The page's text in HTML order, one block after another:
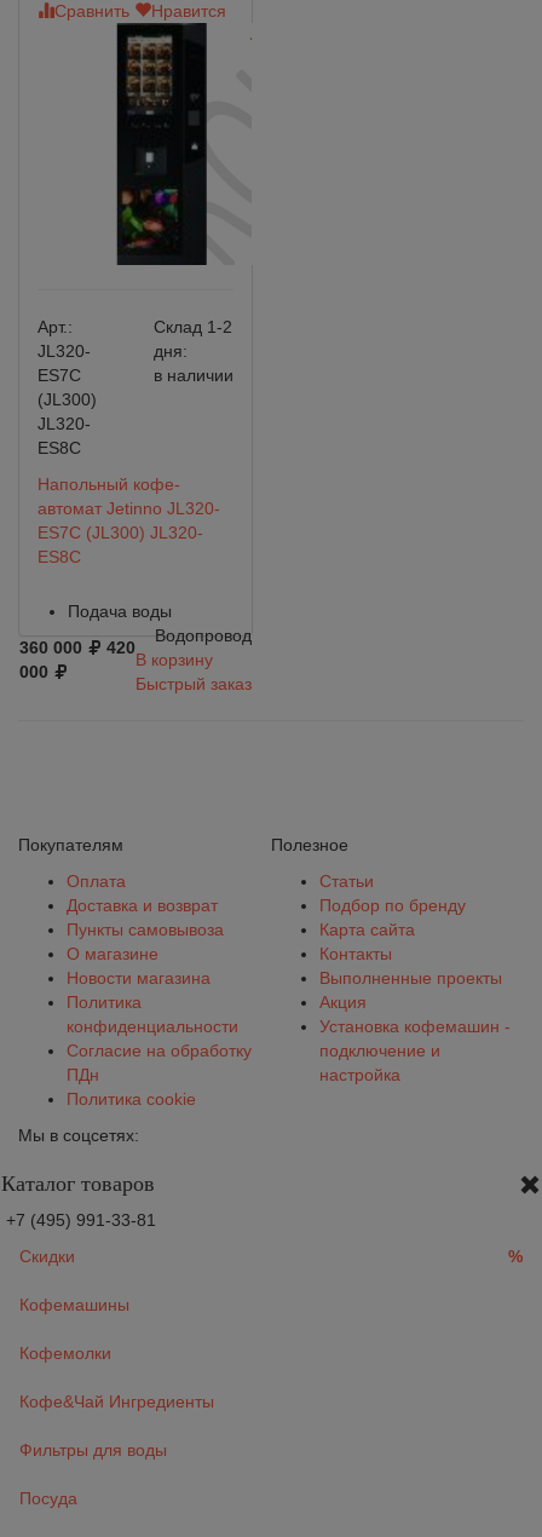
Сравнить Нравится
Арт.:
JL320-
ES7C
(JL300)
JL320-
ES8C
Склад 1-2
дня:
в наличии
Напольный кофе-
автомат Jetinno JL320-
ES7C (JL300) JL320-
ES8C
Подача воды
Водопровод
360 000
420
000
В корзину
Быстрый заказ
Покупателям
Оплата
Доставка и возврат
Пункты самовывоза
О магазине
Новости магазина
Политика
конфиденциальности
Согласие на обработку
ПДн
Политика cookie
Полезное
Статьи
Подбор по бренду
Карта сайта
Контакты
Выполненные проекты
Акция
Установка кофемашин -
подключение и
настройка
Мы в соцсетях:
Каталог товаров
+7 (495) 991-33-81
Скидки
%
Кофемашины
Кофемолки
Кофе&Чай Ингредиенты
Фильтры для воды
Посуда